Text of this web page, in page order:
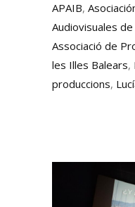
APAIB,
Audiovisuales
Associació de
les Illes Balears,
produccions,